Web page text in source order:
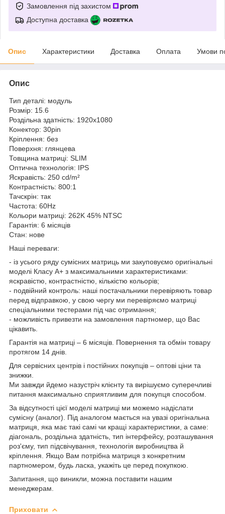
Замовлення під захистом
Доступна доставка
Опис Характеристики Доставка Оплата Умови
Опис
Тип деталі: модуль
Розмір: 15.6
Роздільна здатність: 1920x1080
Конектор: 30pin
Кріплення: без
Поверхня: глянцева
Товщина матриці: SLIM
Оптична технологія: IPS
Яскравість: 250 cd/m²
Контрастність: 800:1
Тачскрін: так
Частота: 60Hz
Кольори матриці: 262K 45% NTSC
Гарантія: 6 місяців
Стан: нове
Наші переваги:
- із усього ряду сумісних матриць ми закуповуємо оригінальні
моделі Класу А+ з максимальними характеристиками:
яскравістю, контрастністю, кількістю кольорів;
- подвійний контроль: наші постачальники перевіряють товар
перед відправкою, у свою чергу ми перевіряємо матриці
спеціальними тестерами під час отримання;
- можливість привезти на замовлення партномер, що Вас
цікавить.
Гарантія на матриці – 6 місяців. Повернення та обмін товару
протягом 14 днів.
Для сервісних центрів і постійних покупців – оптові ціни та
знижки.
Ми завжди йдемо назустріч клієнту та вирішуємо суперечливі
питання максимально сприятливим для покупця способом.
За відсутності цієї моделі матриці ми можемо надіслати
сумісну (аналог). Під аналогом мається на увазі оригінальна
матриця, яка має такі самі чи кращі характеристики, а саме:
діагональ, роздільна здатність, тип інтерфейсу, розташування
роз'єму, тип підсвічування, технологія виробництва й
кріплення. Якщо Вам потрібна матриця з конкретним
партномером, будь ласка, укажіть це перед покупкою.
Запитання, що виникли, можна поставити нашим
менеджерам.
Приховати